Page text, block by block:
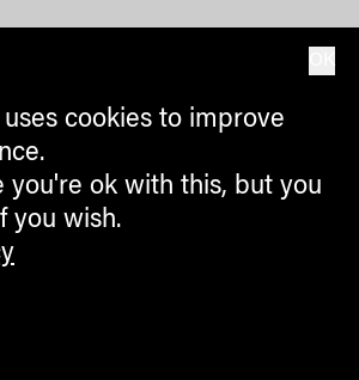
uses cookies to improve
you're ok with this, but you
you wish.